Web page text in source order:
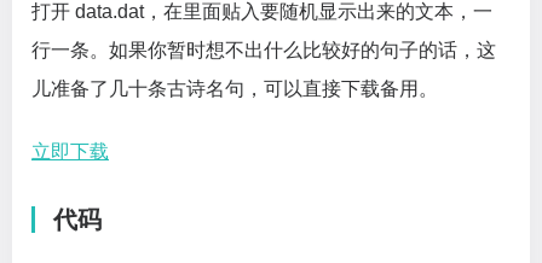
打开 data.dat，在里面贴入要随机显示出来的文本，一
行一条。如果你暂时想不出什么比较好的句子的话，这
儿准备了几十条古诗名句，可以直接下载备用。
立即下载
代码